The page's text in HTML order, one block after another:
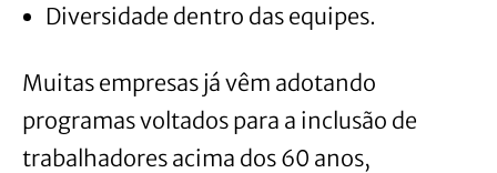
Diversidade dentro das equipes.
Muitas empresas já vêm adotando
programas voltados para a inclusão de
trabalhadores acima dos 60 anos,